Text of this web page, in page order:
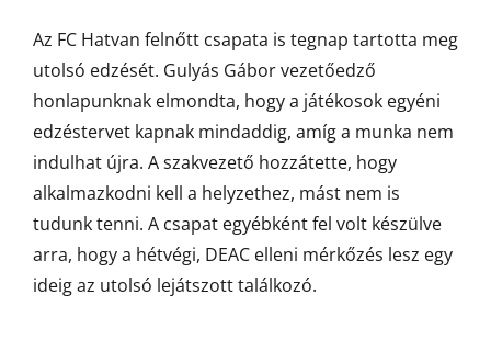
Az FC Hatvan felnőtt csapata is tegnap tartotta meg
utolsó edzését. Gulyás Gábor vezetőedző
honlapunknak elmondta, hogy a játékosok egyéni
edzéstervet kapnak mindaddig, amíg a munka nem
indulhat újra. A szakvezető hozzátette, hogy
alkalmazkodni kell a helyzethez, mást nem is
tudunk tenni. A csapat egyébként fel volt készülve
arra, hogy a hétvégi, DEAC elleni mérkőzés lesz egy
ideig az utolsó lejátszott találkozó.